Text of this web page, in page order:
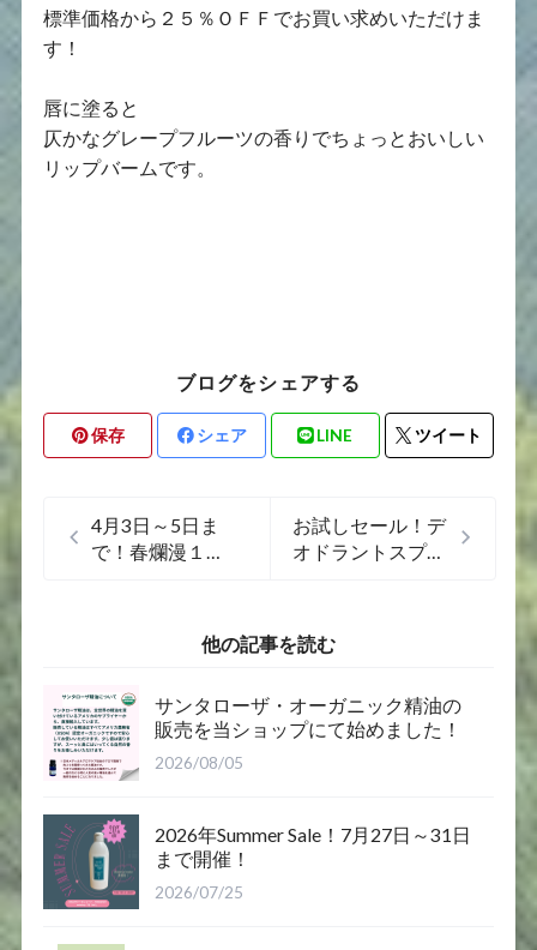
標準価格から２５％ＯＦＦでお買い求めいただけま
す！
唇に塗ると
仄かなグレープフルーツの香りでちょっとおいしい
リップバームです。
ブログをシェアする
保存 シェア LINE ツイート
4月3日～5日ま
で！春爛漫１
お試しセール！デ
オドラントスプレ
他の記事を読む
サンタローザ・オーガニック精油の
販売を当ショップにて始めました！
2026/08/05
2026年Summer Sale！7月27日～31日
まで開催！
2026/07/25